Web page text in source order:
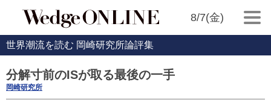
8/7(金)
世界潮流を読む 岡崎研究所論評集
分解寸前のISが取る最後の一手
岡崎研究所